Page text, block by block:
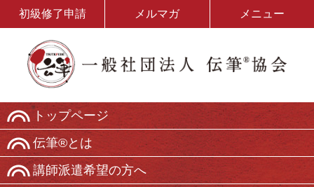
初級修了申請 メルマガ メニュー
トップページ
伝筆®とは
講師派遣希望の方へ